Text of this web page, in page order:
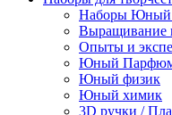
Наборы Юный
Выращивание
Опыты и
Юный
Юный физик
Юный химик
3D ручки /